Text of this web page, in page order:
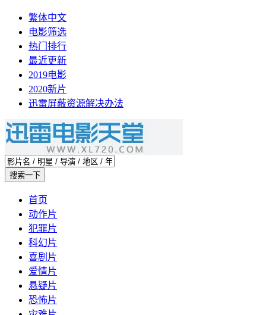
繁体中文
电影筛选
热门排行
最近更新
2019电影
2020新片
迅雷屏蔽资源解决办法
首页
动作片
犯罪片
科幻片
喜剧片
爱情片
悬疑片
恐怖片